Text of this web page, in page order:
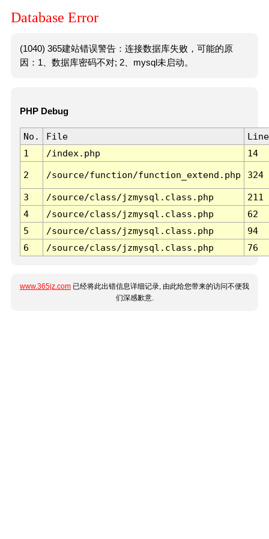
Database Error
(1040) 365建站错误警告：连接数据库失败，可能的原
因：1、数据库密码不对; 2、mysql未启动。
PHP Debug
No. File
Line
1
/index.php 14
2 /source/function/function_extend.php 324
3 /source/class/jzmysql.class.php
211
4
/source/class/jzmysql.class.php
62
5
/source/class/jzmysql.class.php
94
6
/source/class/jzmysql.class.php 76
www.365jz.com 已经将此出错信息详细记录, 由此给您带来的访问不便我
们深感歉意.